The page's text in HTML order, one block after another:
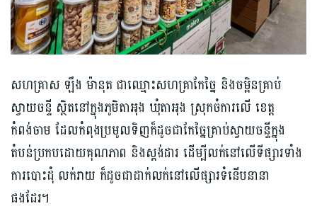
សហគ្រាស ឡឹង ម៉ានុត ជាឈ្មោះសហគ្រាកែច្នៃ និងចម្អិនគ្រាប់
ស្វាយចន្ទី ស្ថិតនៅក្នុងភូមិតាអុង ឃុំតាអុង ស្រុកចំការលើ ខេត្ត
កំពង់ចាម ដែលកំពុងប្រមូលទិញក៏ដូចជាកែច្នៃគ្រាប់ស្វាយចន្ទីក្នុង
តំបន់ប្រកបដោយគុណភាព និងស្តង់ដារ ដើម្បីលក់នៅលើទីផ្សារទាំង
ការបោះដុំ លក់រាយ ក៏ដូចជាដាក់លក់នៅលើផ្សារទំនើបនានា
ផងដែរ។